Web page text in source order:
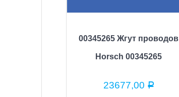
00345265 Жгут проводов
Horsch 00345265
23677,00 Р